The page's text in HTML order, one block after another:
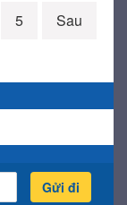
5 Sau
Gửi đi